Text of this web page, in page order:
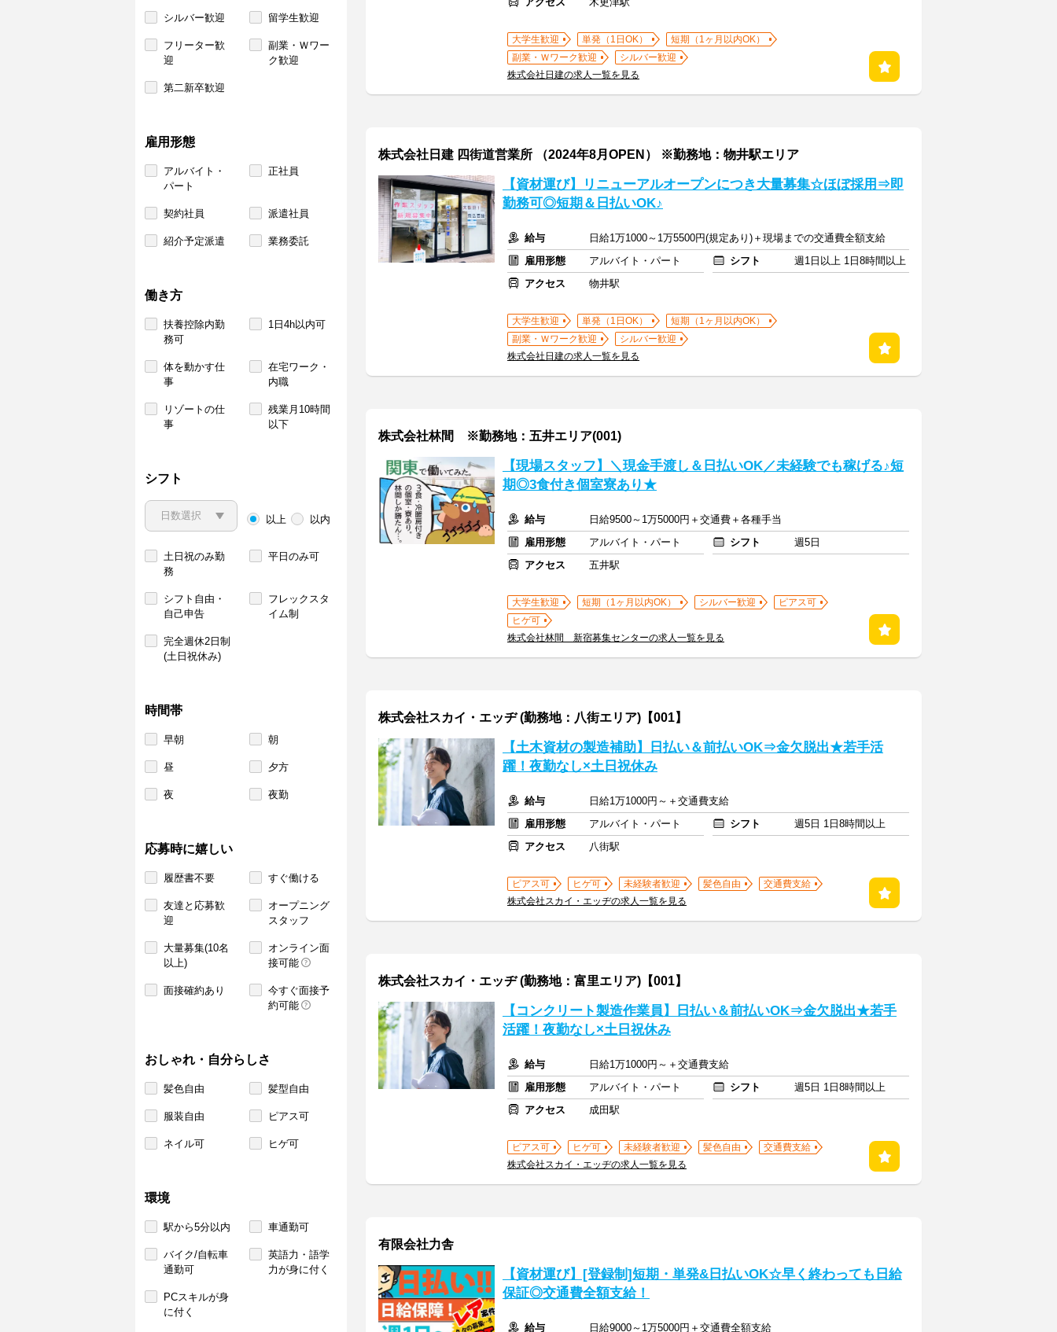
シルバー歓迎 留学生歓迎
フリーター歓
迎
副業・Ｗワー
ク歓迎
第二新卒歓迎
雇用形態
アルバイト・
パート
正社員
契約社員 派遣社員
紹介予定派遣 業務委託
働き方
扶養控除内勤
務可
1日4h以内可
体を動かす仕
事
在宅ワーク・
内職
リゾートの仕
事
残業月10時間
以下
シフト
以上 以内
土日祝のみ勤
務
平日のみ可
シフト自由・
自己申告
フレックスタ
イム制
完全週休2日制
(土日祝休み)
時間帯
早朝 朝
昼 夕方
夜 夜勤
応募時に嬉しい
履歴書不要 すぐ働ける
友達と応募歓
迎
オープニング
スタッフ
大量募集(10名
以上)
オンライン面
接可能
面接確約あり
今すぐ面接予
約可能
おしゃれ・自分らしさ
髪色自由 髪型自由
服装自由 ピアス可
ネイル可 ヒゲ可
環境
駅から5分以内 車通勤可
バイク/自転車
通勤可
英語力・語学
力が身に付く
PCスキルが身
に付く
大学生歓迎 単発（1日OK）
短期（1ヶ月以内OK）
副業・Ｗワーク歓迎
シルバー歓迎
株式会社日建の求人一覧を見る
株式会社日建 四街道営業所 （2024年8月OPEN） ※勤務地：物井駅エリア
【資材運び】リニューアルオープンにつき大量募集☆ほぼ採用⇒即
勤務可◎短期＆日払いOK♪
給与
日給1万1000～1万5500円(規定あり)＋現場までの交通費全額支給
雇用形態
アルバイト・パート シフト
週1日以上 1日8時間以上
アクセス
物井駅
大学生歓迎 単発（1日OK）
短期（1ヶ月以内OK）
副業・Ｗワーク歓迎
シルバー歓迎
株式会社日建の求人一覧を見る
株式会社林間 ※勤務地：五井エリア(001)
【現場スタッフ】＼現金手渡し＆日払いOK／未経験でも稼げる♪短
期◎3食付き個室寮あり★
給与
日給9500～1万5000円＋交通費＋各種手当
雇用形態
アルバイト・パート シフト
週5日
アクセス
五井駅
大学生歓迎 短期（1ヶ月以内OK） シルバー歓迎
ピアス可
ヒゲ可
株式会社林間 新宿募集センターの求人一覧を見る
株式会社スカイ・エッヂ (勤務地：八街エリア)【001】
【土木資材の製造補助】日払い＆前払いOK⇒金欠脱出★若手活
躍！夜勤なし×土日祝休み
給与
日給1万1000円～＋交通費支給
雇用形態
アルバイト・パート シフト
週5日 1日8時間以上
アクセス
八街駅
ピアス可 ヒゲ可 未経験者歓迎 髪色自由
交通費支給
株式会社スカイ・エッヂの求人一覧を見る
株式会社スカイ・エッヂ (勤務地：富里エリア)【001】
【コンクリート製造作業員】日払い＆前払いOK⇒金欠脱出★若手
活躍！夜勤なし×土日祝休み
給与
日給1万1000円～＋交通費支給
雇用形態
アルバイト・パート シフト
週5日 1日8時間以上
アクセス
成田駅
ピアス可 ヒゲ可 未経験者歓迎 髪色自由
交通費支給
株式会社スカイ・エッヂの求人一覧を見る
有限会社力舎
【資材運び】[登録制]短期・単発&日払いOK☆早く終わっても日給
保証◎交通費全額支給！
給与 日給9000～1万5000円＋交通費全額支給